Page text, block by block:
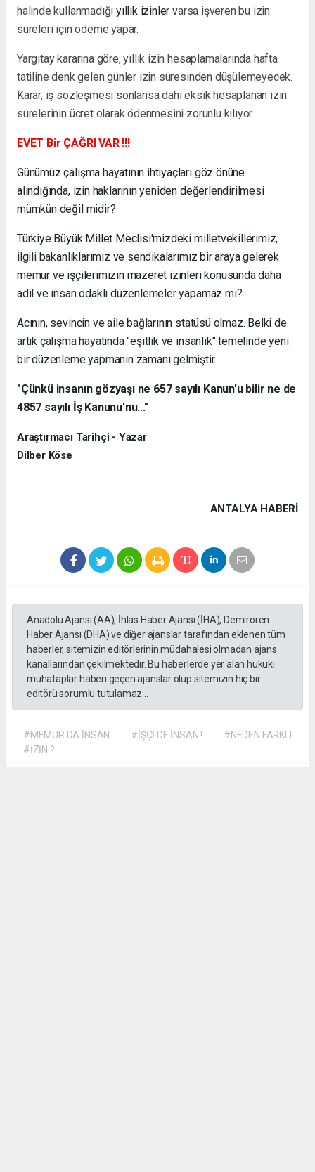
halinde kullanmadığı yıllık izinler varsa işveren bu izin
süreleri için ödeme yapar.
Yargıtay kararına göre, yıllık izin hesaplamalarında hafta
tatiline denk gelen günler izin süresinden düşülemeyecek.
Karar, iş sözleşmesi sonlansa dahi eksik hesaplanan izin
sürelerinin ücret olarak ödenmesini zorunlu kılıyor....
EVET Bir ÇAĞRI VAR !!!
Günümüz çalışma hayatının ihtiyaçları göz önüne
alındığında, izin haklarının yeniden değerlendirilmesi
mümkün değil midir?
Türkiye Büyük Millet Meclisi'mizdeki milletvekillerimiz,
ilgili bakanlıklarımız ve sendikalarımız bir araya gelerek
memur ve işçilerimizin mazeret izinleri konusunda daha
adil ve insan odaklı düzenlemeler yapamaz mı?
Acının, sevincin ve aile bağlarının statüsü olmaz. Belki de
artık çalışma hayatında "eşitlik ve insanlık" temelinde yeni
bir düzenleme yapmanın zamanı gelmiştir.
"Çünkü insanın gözyaşı ne 657 sayılı Kanun'u bilir ne de
4857 sayılı İş Kanunu'nu..."
Araştırmacı Tarihçi - Yazar
Dilber Köse
ANTALYA HABERİ
Anadolu Ajansı (AA), İhlas Haber Ajansı (İHA), Demirören
Haber Ajansı (DHA) ve diğer ajanslar tarafından eklenen tüm
haberler, sitemizin editörlerinin müdahalesi olmadan ajans
kanallarından çekilmektedir. Bu haberlerde yer alan hukuki
muhataplar haberi geçen ajanslar olup sitemizin hiç bir
editörü sorumlu tutulamaz...
#MEMUR DA İNSAN #İŞÇİ DE İNSAN !
#NEDEN FARKLI
#İZİN ?